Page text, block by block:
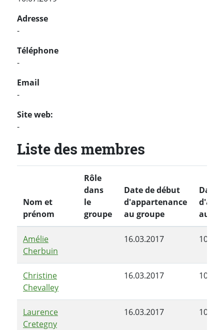
Adresse
-
Téléphone
-
Email
-
Site web:
-
Liste des membres
Nom et
prénom
Rôle
dans
le
groupe
Date de début
d'appartenance
au groupe
Date
au
Amélie
Cherbuin
16.03.2017
Christine
Chevalley
16.03.2017
Laurence
Cretegny
16.03.2017